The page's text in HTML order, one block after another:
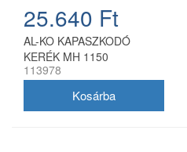
25.640 Ft
AL-KO KAPASZKODÓ
KERÉK MH 1150
113978